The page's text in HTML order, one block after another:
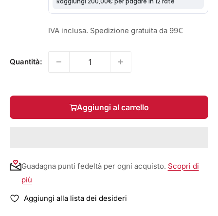
IVA inclusa. Spedizione gratuita da 99€
Quantità:
Aggiungi al carrello
Guadagna punti fedeltà per ogni acquisto. Scopri di
più
Aggiungi alla lista dei desideri